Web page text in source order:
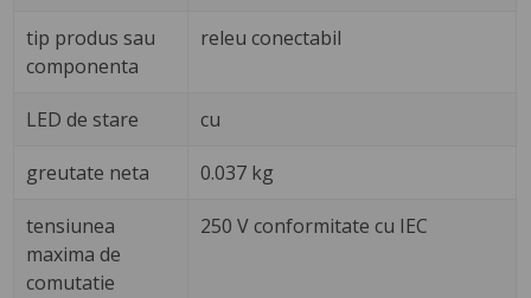
tip produs sau
componenta
releu conectabil
LED de stare cu
greutate neta 0.037 kg
tensiunea
maxima de
comutatie
250 V conformitate cu IEC